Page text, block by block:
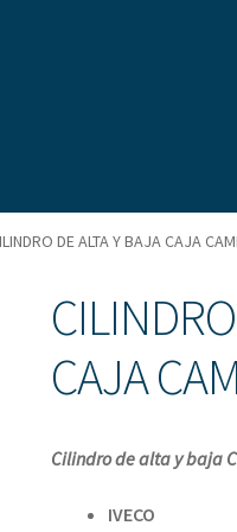
DE ALTA Y BAJA CAJA
CAJA
Cilindro de alta y baja